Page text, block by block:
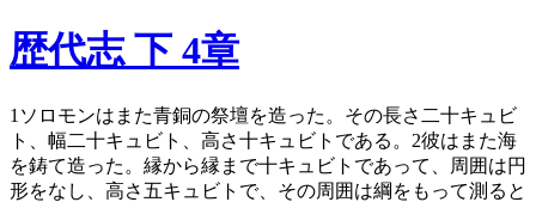
歴代志 下 4章
1 ソロモンはまた青銅の祭壇を造った。その長さ二十キュビ
ト、幅二十キュビト、高さ十キュビトである。 2彼はまた海
を鋳て造った。縁から縁まで十キュビトであって、周囲は円
形をなし、高さ五キュビトで、その周囲は綱をもって測ると